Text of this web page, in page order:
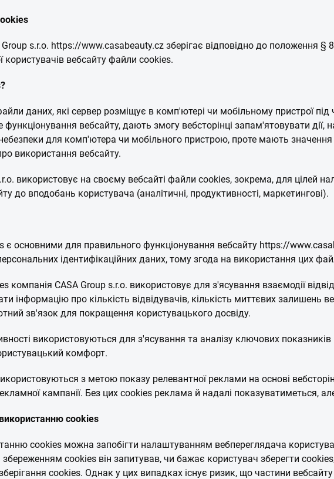
Group s.r.o. https://www.casabeauty.cz зберігає відповідно до положення
користувачів вебсайту файли cookies.
даних, які сервер розміщує в комп'ютері чи мобільному пристрої
вебсайту, дають змогу вебсторінці запам'ятовувати
для комп'ютера чи мобільного пристрою, проте мають
використання вебсайту.
використовує на своєму вебсайті файли cookies, зокрема, для цілей
до вподобань користувача (аналітичні, продуктивності, маркетингові).
є основними для правильного функціонування вебсайту https://
ідентифікаційних даних, тому згода на використання цих
компанія CASA Group s.r.o. використовує для з'ясування взаємодії
інформацію про кількість відвідувачів, кількість миттєвих залишень
зв'язок для покращення користувацького досвіду.
використовуються для з'ясування та аналізу ключових
комфорт.
з метою показу релевантної реклами на основі
кампанії. Без цих cookies реклама й надалі показуватиметься,
cookies
cookies можна запобігти налаштуванням вебпереглядача
cookies він запитував, чи бажає користувач зберегти
cookies. Однак у цих випадках існує ризик, що частини